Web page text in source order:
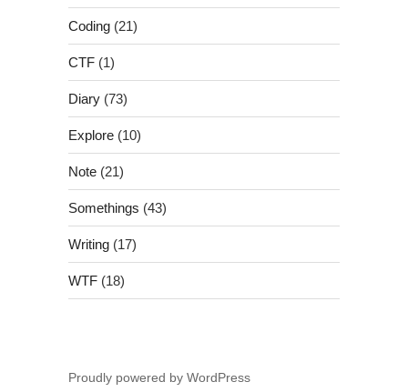
Coding(21)
CTF(1)
Diary(73)
Explore(10)
Note(21)
Somethings (43)
Writing(17)
WTF(18)
Proudly powered by WordPress